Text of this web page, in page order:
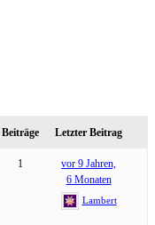
Beiträge Letzter Beitrag
1
vor 9 Jahren,
6 Monaten
Lambert